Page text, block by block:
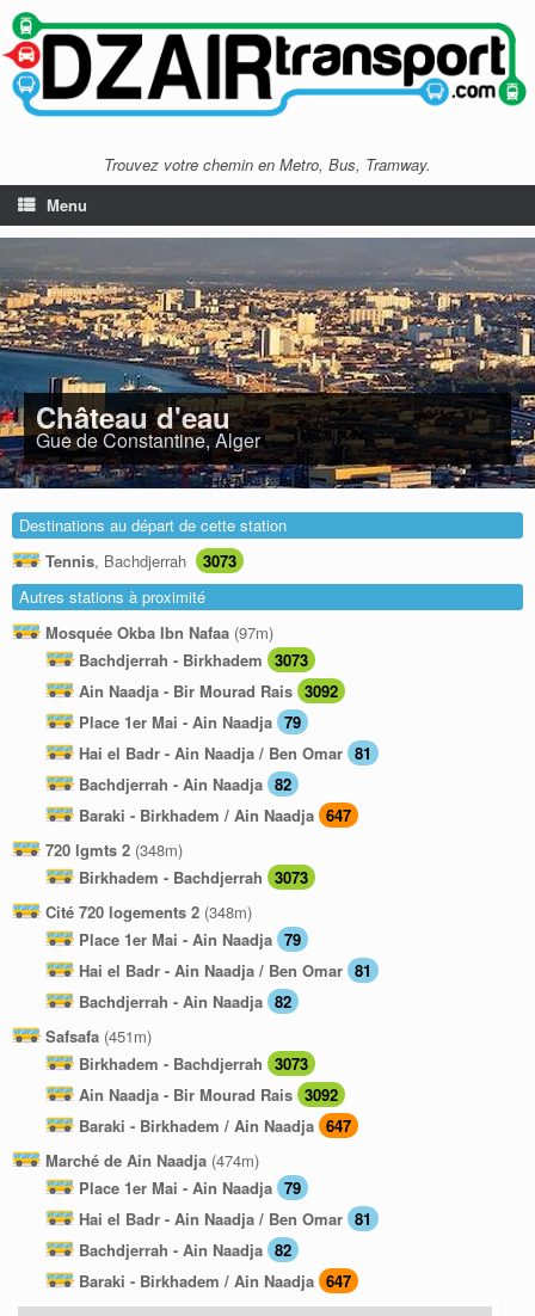
Trouvez votre chemin en Metro, Bus, Tramway.
Menu
Château d'eau
Gue de Constantine, Alger
Destinations au départ de cette station
Tennis, Bachdjerrah
3073
Autres stations à proximité
Mosquée Okba Ibn Nafaa (97m)
Bachdjerrah - Birkhadem 3073
Ain Naadja - Bir Mourad Rais 3092
Place 1er Mai - Ain Naadja 79
Hai el Badr - Ain Naadja / Ben Omar 81
Bachdjerrah - Ain Naadja 82
Baraki - Birkhadem / Ain Naadja 647
720 lgmts 2 (348m)
Birkhadem - Bachdjerrah 3073
Cité 720 logements 2 (348m)
Place 1er Mai - Ain Naadja 79
Hai el Badr - Ain Naadja / Ben Omar 81
Bachdjerrah - Ain Naadja 82
Safsafa (451m)
Birkhadem - Bachdjerrah 3073
Ain Naadja - Bir Mourad Rais 3092
Baraki - Birkhadem / Ain Naadja 647
Marché de Ain Naadja (474m)
Place 1er Mai - Ain Naadja 79
Hai el Badr - Ain Naadja / Ben Omar 81
Bachdjerrah - Ain Naadja 82
Baraki - Birkhadem / Ain Naadja 647